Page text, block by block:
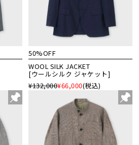
50%OFF
WOOL SILK JACKET
[ウールシルク ジャケット]
¥132,000¥66,000(税込)